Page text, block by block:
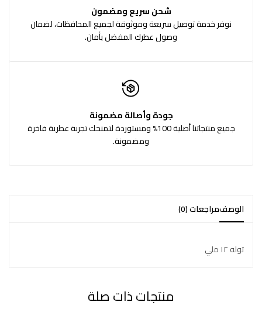
شحن سريع ومضمون
نوفر خدمة توصيل سريعة وموثوقة لجميع المحافظات، لضمان
وصول عطرك المفضل بأمان.
جودة وأصالة مضمونة
جميع منتجاتنا أصلية 100% ومستوردة لتمنحك تجربة عطرية فاخرة
ومضمونة.
الوصفمراجعات (0)
توله ١٢ ملي
منتجات ذات صلة